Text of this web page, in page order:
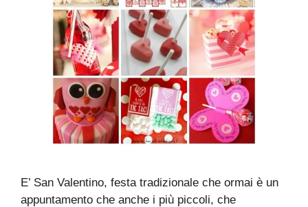
E’ San Valentino, festa tradizionale che ormai è un
appuntamento che anche i più piccoli, che